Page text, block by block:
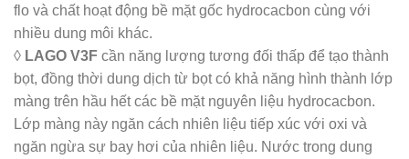
flo và chất hoạt động bề mặt gốc hydrocacbon cùng với
nhiều dung môi khác.
◊ LAGO V3F cần năng lượng tương đối thấp để tạo thành
bọt, đồng thời dung dịch từ bọt có khả năng hình thành lớp
màng trên hầu hết các bề mặt nguyên liệu hydrocacbon.
Lớp màng này ngăn cách nhiên liệu tiếp xúc với oxi và
ngăn ngừa sự bay hơi của nhiên liệu. Nước trong dung